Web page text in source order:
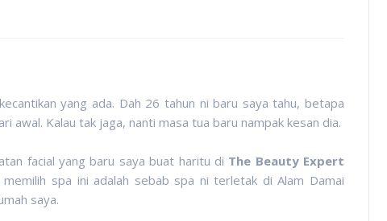
yang ada. Dah 26 tahun ni baru saya tahu, betapa
awal. Kalau tak jaga, nanti masa tua baru nampak kesan dia.
facial yang baru saya buat haritu di The Beauty Expert
spa ini adalah sebab spa ni terletak di Alam Damai
saya.